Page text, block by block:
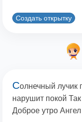
Создать открытку
Солнечный лучик
нарушит покой
Доброе утро